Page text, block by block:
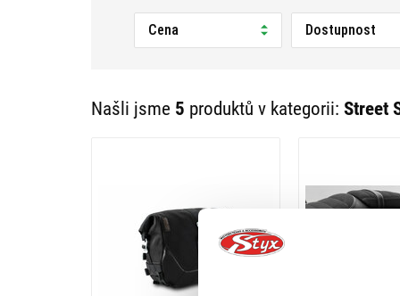
Cena Dostupnost
Našli jsme 5 produktů v kategorii: Street